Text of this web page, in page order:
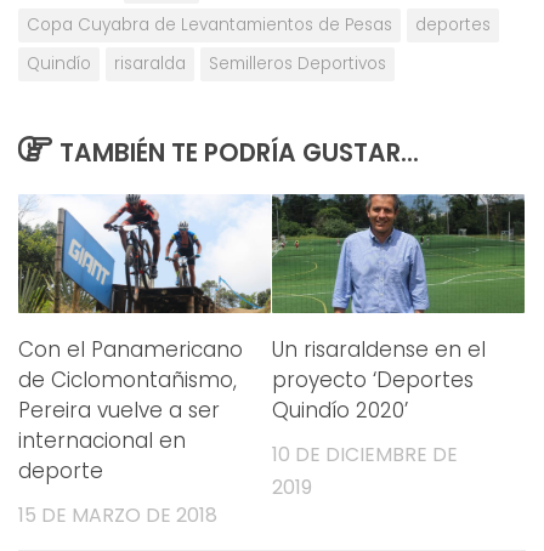
Copa Cuyabra de Levantamientos de Pesas
deportes
Quindío
risaralda Semilleros Deportivos
TAMBIÉN TE PODRÍA GUSTAR...
Con el Panamericano
de Ciclomontañismo,
Pereira vuelve a ser
internacional en
deporte
15 DE MARZO DE 2018
Un risaraldense en el
proyecto ‘Deportes
Quindío 2020’
10 DE DICIEMBRE DE
2019